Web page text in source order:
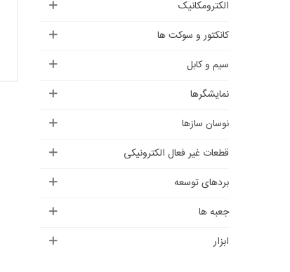
الکترومکانیک
کانکتور و سوکت ها
سیم و کابل
نمایشگرها
نوسان سازها
قطعات غیر فعال الکترونیکی
بردهای توسعه
جعبه ها
ابزار